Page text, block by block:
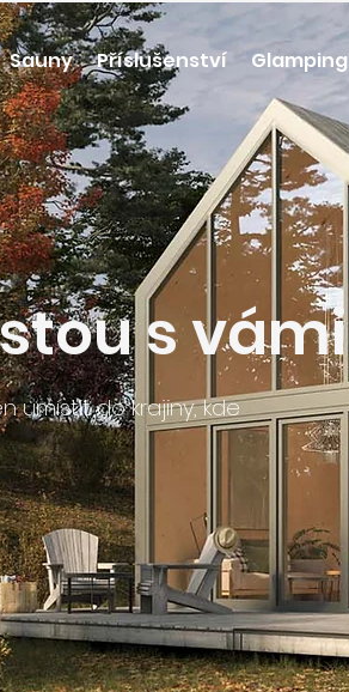
Sauny Příslušenství Glamping
s vámi
umístit do krajiny, kde